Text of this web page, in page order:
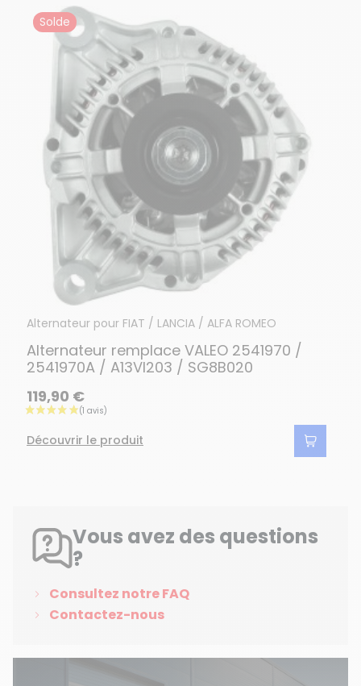
Solde
Alternateur pour FIAT / LANCIA / ALFA ROMEO
Alternateur remplace VALEO 2541970 /
2541970A / A13VI203 / SG8B020
119,90 €
Découvrir le produit
Vous avez des questions
?
Consultez notre FAQ
Contactez-nous